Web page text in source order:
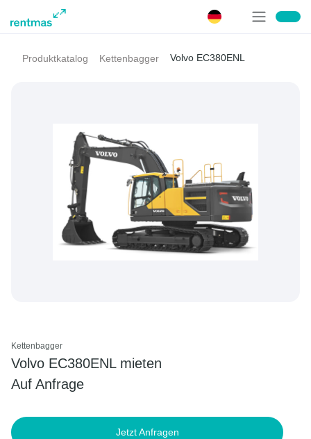
Produktkatalog Kettenbagger Volvo EC380ENL
Kettenbagger
Volvo EC380ENL mieten
Auf Anfrage
Jetzt Anfragen